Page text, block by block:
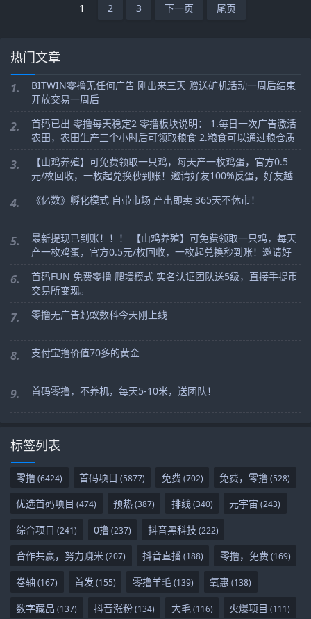
1 2 3 下一页 尾页
热门文章
1.
BITWIN零撸无任何广告 刚出来三天 赠送矿机活动一周后结束
开放交易一周后
2.
首码已出 零撸每天稳定2 零撸板块说明： 1.每日一次广告激活
农田，农田生产三个小时后可领取粮食 2.粮食可以通过粮仓质
3.
【山鸡养殖】可免费领取一只鸡，每天产一枚鸡蛋，官方0.5
元/枚回收，一枚起兑换秒到账！邀请好友100%反蛋，好友越
4. 《亿数》孵化模式 自带市场 产出即卖 365天不休市！
5.
最新提现已到账！！！ 【山鸡养殖】可免费领取一只鸡，每天
产一枚鸡蛋，官方0.5元/枚回收，一枚起兑换秒到账！邀请好
6.
首码FUN 免费零撸 爬墙模式 实名认证团队送5级，直接手提币
交易所变现。
7. 零撸无广告蚂蚁数科今天刚上线
8. 支付宝撸价值70多的黄金
9. 首码零撸，不养机，每天5-10米，送团队！
标签列表
零撸(6424) 首码项目 (5877) 免费 (702) 免费，零撸(528)
优选首码项目 (474) 预热(387) 排线(340) 元宇宙 (243)
综合项目 (241) 0撸(237) 抖音黑科技 (222)
合作共赢，努力赚米(207) 抖音直播(188) 零撸，免费 (169)
卷轴 (167) 首发 (155) 零撸羊毛(139) 氧惠 (138)
数字藏品 (137) 抖音涨粉(134) 大毛(116) 火爆项目 (111)